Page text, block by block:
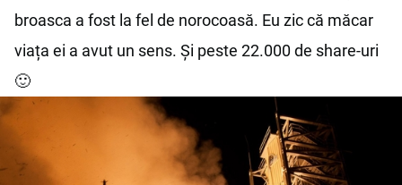
broasca a fost la fel de norocoasă. Eu zic că măcar
viața ei a avut un sens. Și peste 22.000 de share-uri
🙂